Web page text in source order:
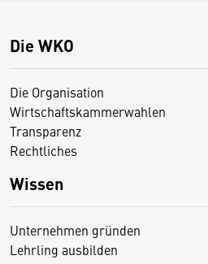
Die WKO
Die Organisation
Wirtschaftskammerwahlen
Transparenz
Rechtliches
Wissen
Unternehmen gründen
Lehrling ausbilden